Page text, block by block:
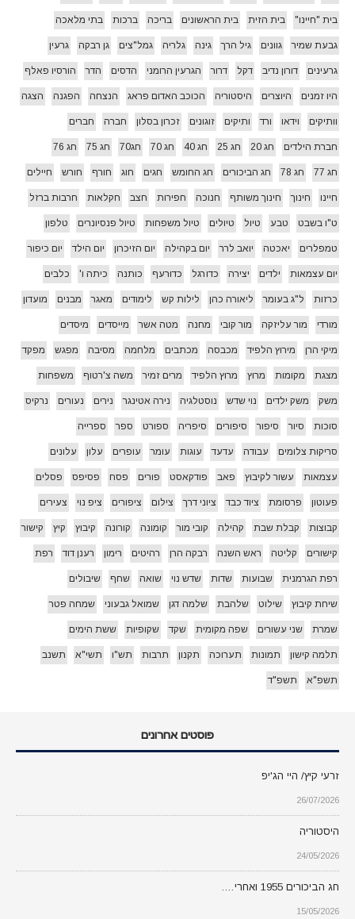
בית "חיינו" בית הזית בית הראשונים בריכה ברכות בתי מלאכה
גבעת שמיר גוונים גיל הרך גינה גלריה גמל"צים גן רבקה גרעין
גרעינים דורון נדיב דקל דרור הגרעין הרומני הדסים הדר הורסיו פאלף
היו זמנים היוצרים היסטוריה הכוכב האדום פראג הנצחה הפגנה הצגה
וותיקים וידאו ורד ותיקים זוגונים זכרון בסלון חברה חברים
חברת הילדים חג 20 חג 25 חג 40 חג 70 חג70 חג 75 חג 76
חג 77 חג 78 חג הביכורים חג החומש חגים חוג חורף חורש חיילים
חיינו חינוך חינוך משותף חנוכה חפירות חצב חקלאות חרבות ברזל
ט"ו בשבט טבע טיול טיולים טיול משפחות טיול פנסיונרים טלפון
טמפלרים יאכטה יואב לרר יום בקהילה יום הזיכרון יום הילד יום כיפור
יום עצמאות ילדים יצירה כדורגל כדורעף כותנה כיתה ו' כלבים
כרזות ל"ג בעומר ליאורה כהן לילות קש לימודים מאגר מבנים מועדון
מורדי מור עליזקה מור קובי מחנה מטה אשר מייסדים מיסדים
מיקי הרן מירוץ הלפיד מכבסה מכתבים מלחמה מסיבה מפגש מפקד
מצגת מקומות מרוץ מרוץ הלפיד מרים זמיר משה צ'רטוף משפחות
משק משק ילדים נוי שדש נוסטלגיה נירה אטינגר נירים נעורים נרקיס
סוכות סיור סיפור סיפורים סיפריה ספורט ספר ספרייה
סריקות צלומים עבודה עדעד עוגות עומר עופרים עלון עלונים
עצמאות עשור לקיבוץ פאב פודקאסט פורים פסח פסיפס פסלים
פעוטון פרסומת ציוד כבד ציוני דרך צילום ציפורים ציפ נוי צעירים
קבוצות קבלת שבת קהילה קובי מור קומונה קורונה קיבוץ קיץ קישור
קישורים קליטה ראש השנה רבקה הרן רהיטים רימון רענן דוד רפת
רפת הגרמנית שבועות שדות שדש נוי שואה שחף שיבולים
שיחת קיבוץ שילוט שלהבת שלמה דגן שמואל גבעוני שמחה פטר
שמרת שני עשורים שפה מקומית שקד שקופיות ששת הימים
תלמה קישון תמונות תערוכה תקנון תרבות תש"ו תשי"א תשנב
תשפ"א תשפ"ד
פוסטים אחרונים
זרעי קיץ/ היי הג'יפ
26/07/2026
היסטוריה
24/05/2026
חג הביכורים 1955 ואחרי….
15/05/2026